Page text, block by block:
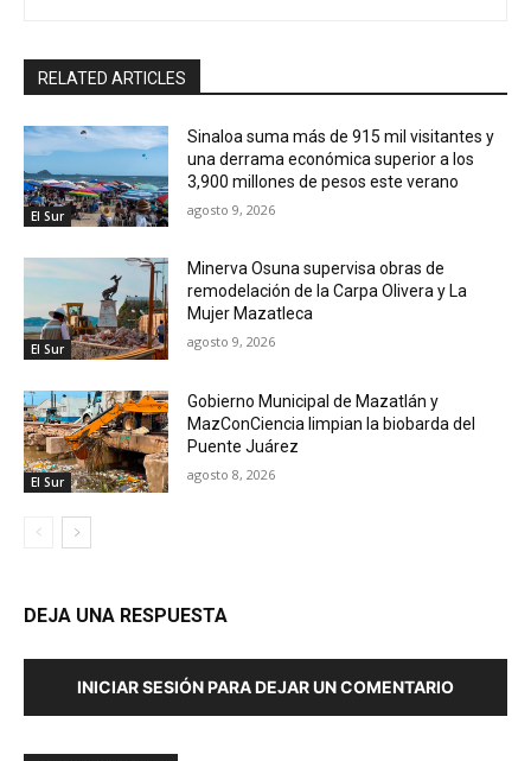
RELATED ARTICLES
El Sur
Sinaloa suma más de 915 mil visitantes y
una derrama económica superior a los
3,900 millones de pesos este verano
agosto 9, 2026
El Sur
Minerva Osuna supervisa obras de
remodelación de la Carpa Olivera y La
Mujer Mazatleca
agosto 9, 2026
El Sur
Gobierno Municipal de Mazatlán y
MazConCiencia limpian la biobarda del
Puente Juárez
agosto 8, 2026
DEJA UNA RESPUESTA
INICIAR SESIÓN PARA DEJAR UN COMENTARIO